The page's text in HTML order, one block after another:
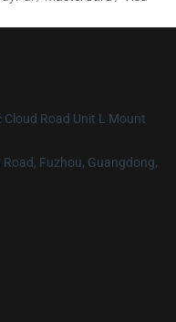
Cloud Road Unit L Mount
Fuzhou, Guangdong,